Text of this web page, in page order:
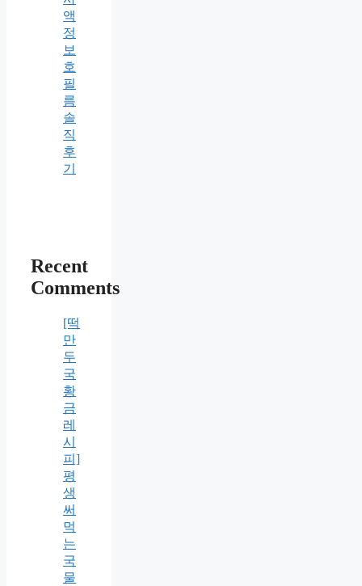
액
정
보
호
필
름
솔
직
후
기
Recent
Comments
[떡
만
두
국
황
금
레
시
피]
평
생
써
먹
는
국
물